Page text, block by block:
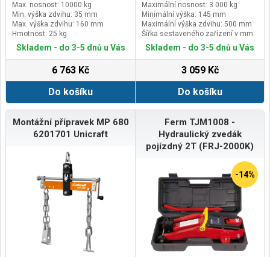
Max. nosnost: 10000 kg
Min. výška zdvihu: 35 mm
Max. výška zdvihu: 160 mm
Hmotnost: 25 kg
Skladem - do 3-5 dnů u Vás
6 763 Kč
Do košíku
Maximální nosnost: 3.000 kg
Minimální výška: 145 mm
Maximální výška zdvihu: 500 mm
Šířka sestaveného zařízení v mm:
350
Skladem - do 3-5 dnů u Vás
3 059 Kč
Do košíku
Montážní přípravek MP 680
6201701 Unicraft
Ferm TJM1008 -
Hydraulický zvedák
pojízdný 2T (FRJ-2000K)
-14%